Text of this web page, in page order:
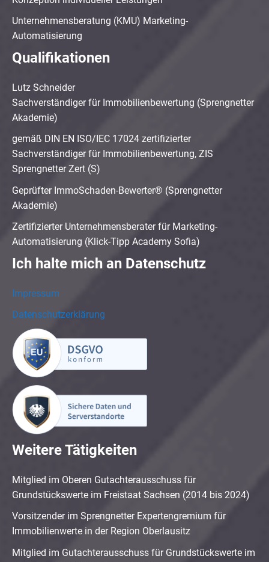
Unternehmensberatung (KMU) Marketing-
Automatisierung
Qualifikationen
Lutz Schneider
Sachverständiger für Immobilienbewertung (Sprengnetter
Akademie)
gemäß DIN EN ISO/IEC 17024 zertifizierter
Sachverständiger für Immobilienbewertung, ZIS
Sprengnetter Zert (S)
Geprüfter ImmoSchaden-Bewerter® (Sprengnetter
Akademie)
Zertifizierter Unternehmensberater für Marketing-
Automatisierung (Klick-Tipp Academy Sofia)
Ich halte mich an Datenschutz
Impressum
Datenschutzerklärung
Weitere Tätigkeiten
Mitglied im Oberen Gutachterausschuss für
Grundstückswerte im Freistaat Sachsen (2014 bis 2024)
Vorsitzender im Sprengnetter Expertengremium für
Immobilienwerte in der Region Oberlausitz
Mitglied im Gutachterausschuss für Grundstückswerte im